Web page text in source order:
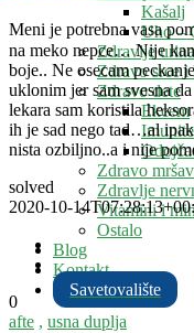
Kašalj
Uho –
Zdravlje
Zdravo srce
Zdravo dete
Ekcem
Zdravo
Zdravlje
Vitamini i
Ostalo
Blog
Kontakt
Savetovalište
Meni je potrebna vasa
na meko nepce… Nije
boje.. Ne osecam
uklonim jer sam svesna
lekara sam koristila
ih je sad nego tad…al
nista ozbiljno..a i nije
solved
2020-10-
0
afte , usna duplja